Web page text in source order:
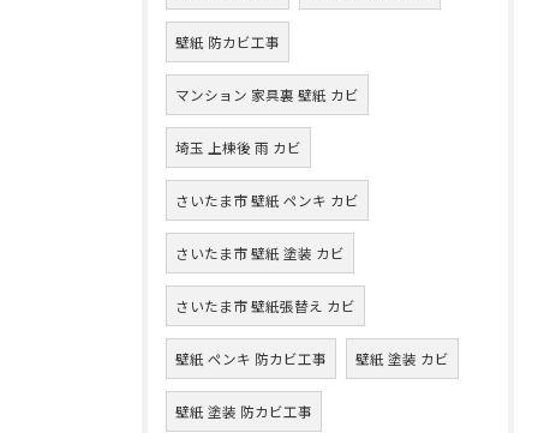
壁紙 防カビ工事
マンション 家具裏 壁紙 カビ
埼玉 上棟後 雨 カビ
さいたま市 壁紙 ペンキ カビ
さいたま市 壁紙 塗装 カビ
さいたま市 壁紙張替え カビ
壁紙 ペンキ 防カビ工事 壁紙 塗装 カビ
壁紙 塗装 防カビ工事